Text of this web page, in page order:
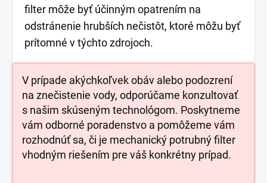
filter môže byť účinným opatrením na
odstránenie hrubších nečistôt, ktoré môžu byť
prítomné v týchto zdrojoch.
V prípade akýchkoľvek obáv alebo podozrení
na znečistenie vody, odporúčame konzultovať
s našim skúseným technológom. Poskytneme
vám odborné poradenstvo a pomôžeme vám
rozhodnúť sa, či je mechanický potrubný filter
vhodným riešením pre váš konkrétny prípad.